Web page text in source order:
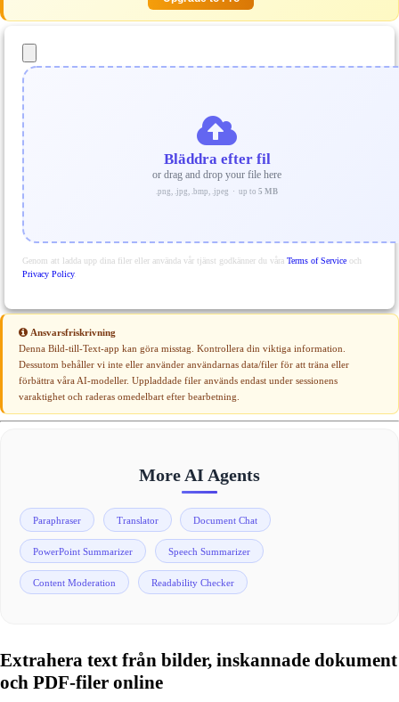
Bläddra efter fil
or drag and drop your file here
.png, .jpg, .bmp, .jpeg · up to 5 MB
Genom att ladda upp dina filer eller använda vår tjänst godkänner du våra Terms of Service och
Privacy Policy.
Ansvarsfriskrivning
Denna Bild-till-Text-app kan göra misstag. Kontrollera din viktiga information.
Dessutom behåller vi inte eller använder användarnas data/filer för att träna eller
förbättra våra AI-modeller. Uppladdade filer används endast under sessionens
varaktighet och raderas omedelbart efter bearbetning.
More AI Agents
Paraphraser Translator Document Chat
PowerPoint Summarizer Speech Summarizer
Content Moderation Readability Checker
Extrahera text från bilder, inskannade dokument
och PDF-filer online